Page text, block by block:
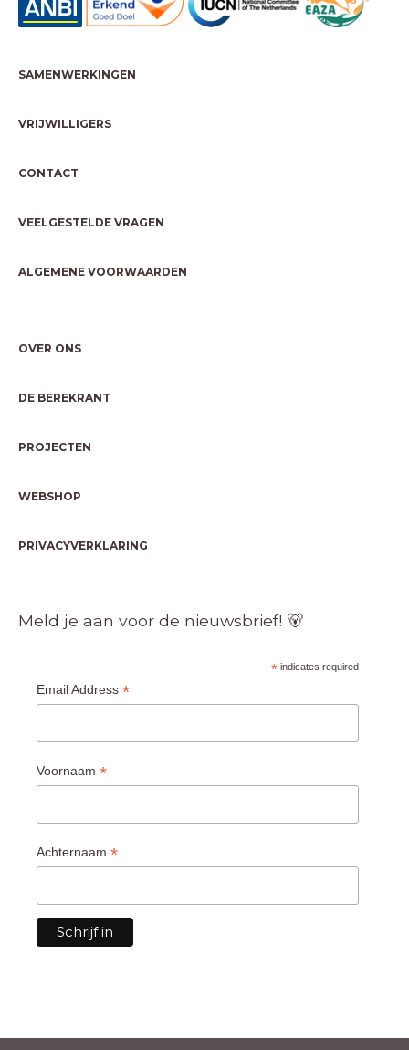
SAMENWERKINGEN
VRIJWILLIGERS
CONTACT
VEELGESTELDE VRAGEN
ALGEMENE VOORWAARDEN
OVER ONS
DE BEREKRANT
PROJECTEN
WEBSHOP
PRIVACYVERKLARING
Meld je aan voor de nieuwsbrief! 🐻
* indicates required
Email Address *
Voornaam *
Achternaam *